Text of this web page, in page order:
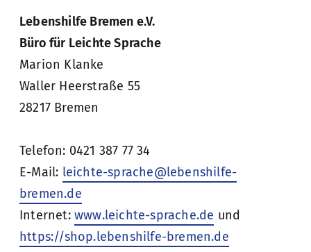
Lebenshilfe Bremen e.V.
Büro für Leichte Sprache
Marion Klanke
Waller Heerstraße 55
28217 Bremen
Telefon: 0421 387 77 34
E-Mail: leichte-sprache@lebenshilfe-
bremen.de
Internet: www.leichte-sprache.de und
https://shop.lebenshilfe-bremen.de